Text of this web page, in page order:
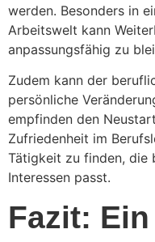
werden. Besonders in
Arbeitswelt kann
anpassungsfähig zu
Zudem kann der
persönliche
empfinden den
Zufriedenheit im
Tätigkeit zu finden, die
Interessen passt.
Fazit: